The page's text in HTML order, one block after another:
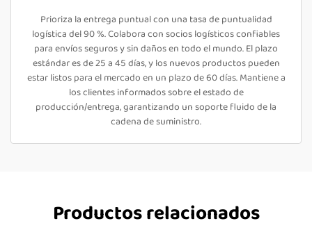
Prioriza la entrega puntual con una tasa de puntualidad
logística del 90 %. Colabora con socios logísticos confiables
para envíos seguros y sin daños en todo el mundo. El plazo
estándar es de 25 a 45 días, y los nuevos productos pueden
estar listos para el mercado en un plazo de 60 días. Mantiene a
los clientes informados sobre el estado de
producción/entrega, garantizando un soporte fluido de la
cadena de suministro.
Productos relacionados